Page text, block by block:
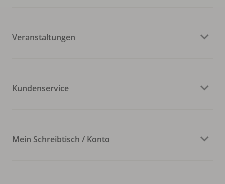
Veranstaltungen
Kundenservice
Mein Schreibtisch / Konto